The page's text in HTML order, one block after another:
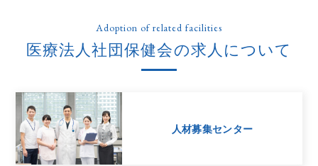
Adoption of related facilities
医療法人社団保健会の求人について
人材募集センター